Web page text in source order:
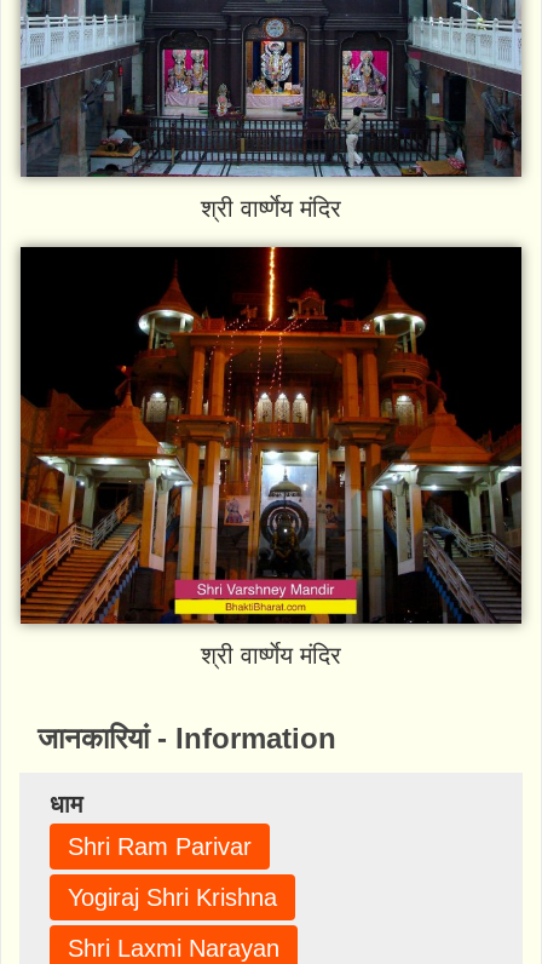
श्री वार्ष्णेय मंदिर
श्री वार्ष्णेय मंदिर
जानकारियां - Information
धाम
Shri Ram Parivar
Yogiraj Shri Krishna
Shri Laxmi Narayan